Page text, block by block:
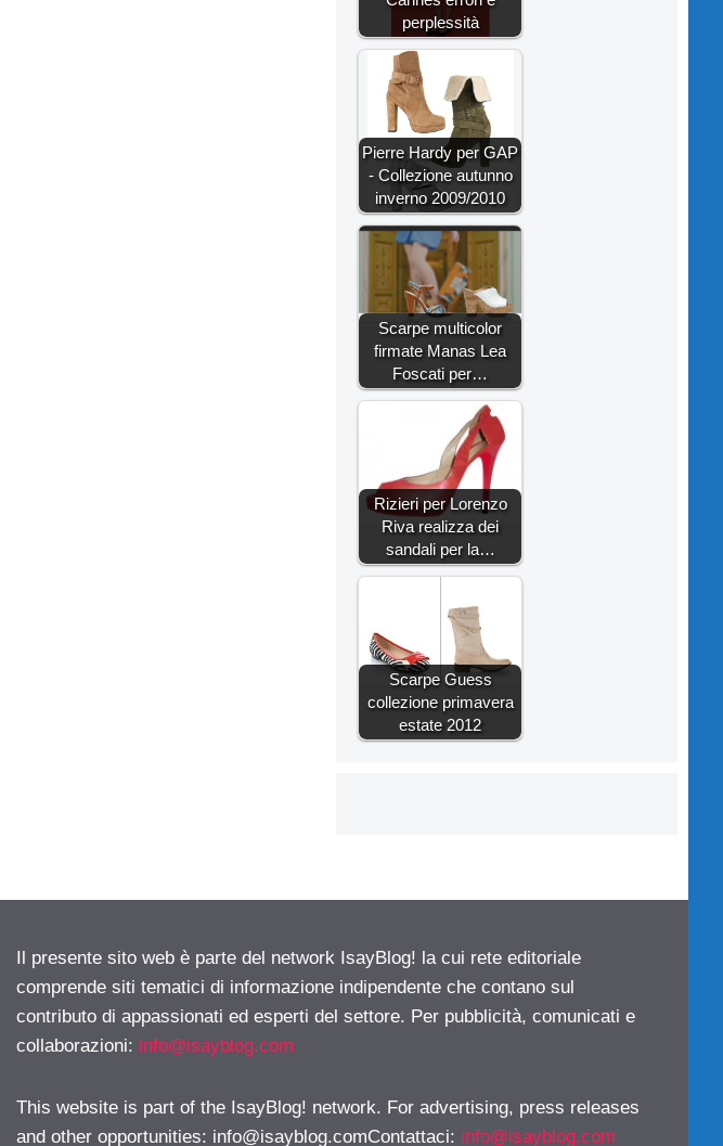
perplessità
Pierre Hardy per GAP
- Collezione autunno
inverno 2009/2010
Scarpe multicolor
firmate Manas Lea
Foscati per…
Rizieri per Lorenzo
Riva realizza dei
sandali per la…
Scarpe Guess
collezione primavera
estate 2012
Il presente sito web è parte del network IsayBlog! la cui rete editoriale
comprende siti tematici di informazione indipendente che contano sul
contributo di appassionati ed esperti del settore. Per pubblicità, comunicati e
collaborazioni: info@isayblog.com
This website is part of the IsayBlog! network. For advertising, press releases
and other opportunities: info@isayblog.comContattaci: info@isayblog.com